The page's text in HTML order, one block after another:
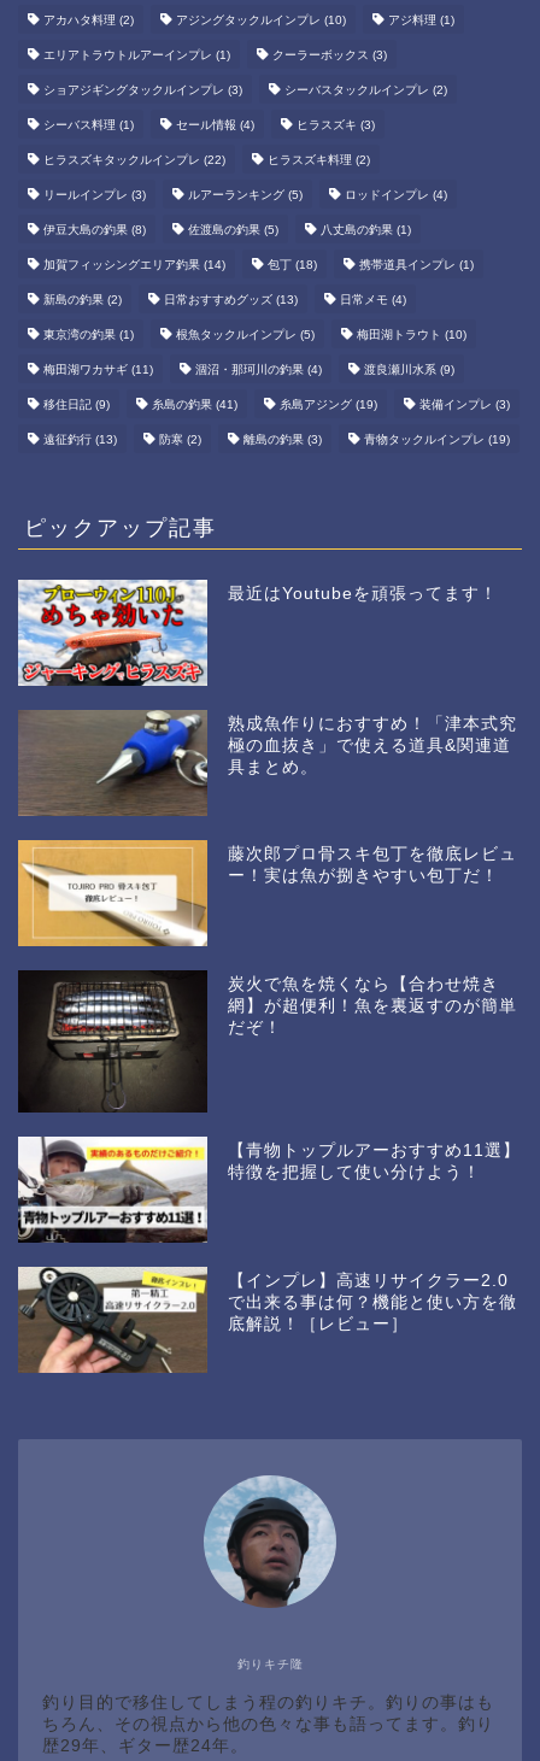
アカハタ料理 (2) アジングタックルインプレ (10) アジ料理 (1)
エリアトラウトルアーインプレ (1) クーラーボックス (3)
ショアジギングタックルインプレ (3) シーバスタックルインプレ (2)
シーバス料理 (1) セール情報 (4) ヒラスズキ (3)
ヒラスズキタックルインプレ (22) ヒラスズキ料理 (2)
リールインプレ (3) ルアーランキング (5) ロッドインプレ (4)
伊豆大島の釣果 (8) 佐渡島の釣果 (5) 八丈島の釣果 (1)
加賀フィッシングエリア釣果 (14) 包丁 (18) 携帯道具インプレ (1)
新島の釣果 (2) 日常おすすめグッズ (13) 日常メモ (4)
東京湾の釣果 (1) 根魚タックルインプレ (5) 梅田湖トラウト (10)
梅田湖ワカサギ (11) 涸沼・那珂川の釣果 (4) 渡良瀬川水系 (9)
移住日記 (9) 糸島の釣果 (41) 糸島アジング (19) 装備インプレ (3)
遠征釣行 (13) 防寒 (2) 離島の釣果 (3) 青物タックルインプレ (19)
ピックアップ記事
最近はYoutubeを頑張ってます！
熟成魚作りにおすすめ！「津本式究
極の血抜き」で使える道具&関連道
具まとめ。
藤次郎プロ骨スキ包丁を徹底レビュ
ー！実は魚が捌きやすい包丁だ！
炭火で魚を焼くなら【合わせ焼き
網】が超便利！魚を裏返すのが簡単
だぞ！
【青物トップルアーおすすめ11選】
特徴を把握して使い分けよう！
【インプレ】高速リサイクラー2.0
で出来る事は何？機能と使い方を徹
底解説！［レビュー］
釣りキチ隆
釣り目的で移住してしまう程の釣りキチ。釣りの事はも
ちろん、その視点から他の色々な事も語ってます。釣り
歴29年、ギター歴24年。